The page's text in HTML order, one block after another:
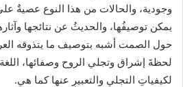
وجودية، والحالات من هذا النوع عصيةٌ
يمكن توصيفُها، والحديثُ عن نتائجها
حول الصمت أشبه بتوصيف ما يتذوقه
لحظةَ إشراق وتجلي الروح وصفائها،
لكيفياتِ التجلي والتعبيرِ عنها كما هي.